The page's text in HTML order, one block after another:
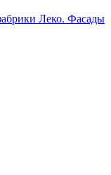
Леко. Фасады